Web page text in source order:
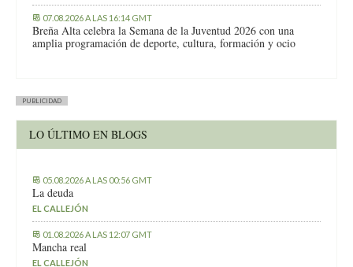
07.08.2026 A LAS 16:14 GMT
Breña Alta celebra la Semana de la Juventud 2026 con una
amplia programación de deporte, cultura, formación y ocio
PUBLICIDAD
LO ÚLTIMO EN BLOGS
05.08.2026 A LAS 00:56 GMT
La deuda
EL CALLEJÓN
01.08.2026 A LAS 12:07 GMT
Mancha real
EL CALLEJÓN